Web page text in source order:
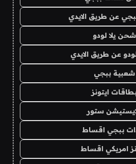
عن طريق الايدي
شحن يلا لودو
عن طريق الايدي
شعبية ببجي
ايتونز
ستور
ببجي اقساط
امريكي اقساط